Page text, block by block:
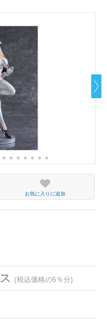
お気に入りに追加
(税込価格の5％分)